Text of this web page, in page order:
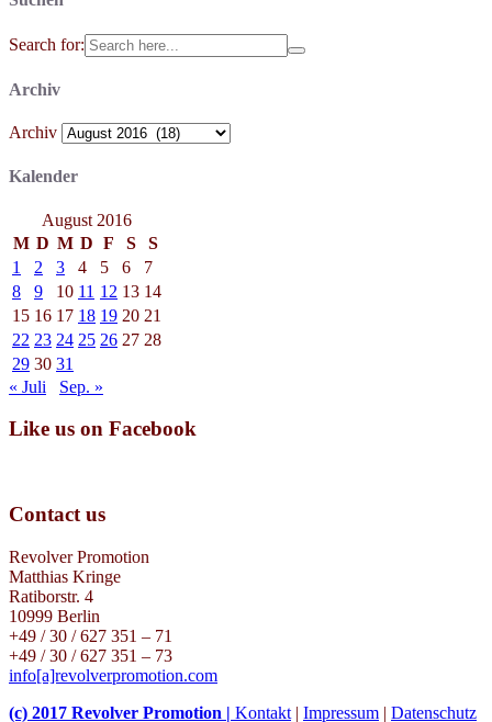
Search for:
Archiv
Archiv
Kalender
August 2016
M D M D F S
S
1
2 3 4 5 6
7
8
9 10 11 12 13 14
15 16 17 18 19 20 21
22 23 24 25 26 27 28
29 30 31
« Juli
Sep. »
Like us on Facebook
Contact us
Revolver Promotion
Matthias Kringe
Ratiborstr. 4
10999 Berlin
+49 / 30 / 627 351 – 71
+49 / 30 / 627 351 – 73
info[a]revolverpromotion.com
(c) 2017 Revolver Promotion | Kontakt | Impressum | Datenschutz